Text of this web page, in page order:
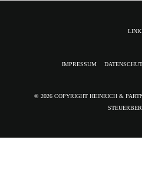
IMPRESSUM
© 2026 COPYRIGHT HEINRICH &